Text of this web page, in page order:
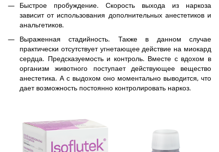
Быстрое пробуждение. Скорость выхода из наркоза
зависит от использования дополнительных анестетиков и
анальгетиков.
Выраженная стадийность. Также в данном случае
практически отсутствует угнетающее действие на миокард
сердца. Предсказуемость и контроль. Вместе с вдохом в
организм животного поступает действующее вещество
анестетика. А с выдохом оно моментально выводится, что
дает возможность постоянно контролировать наркоз.